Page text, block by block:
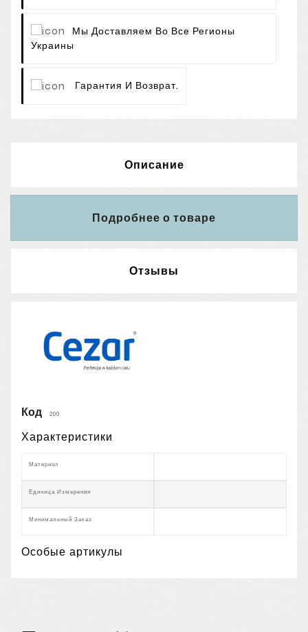
Мы Доставляем Во Все Регионы
Украины
Гарантия И Возврат.
Описание
Подробнее о товаре
Отзывы
Код 200
Характеристики
Материал
Единица Измерения
Минимальный Заказ
Особые артикулы